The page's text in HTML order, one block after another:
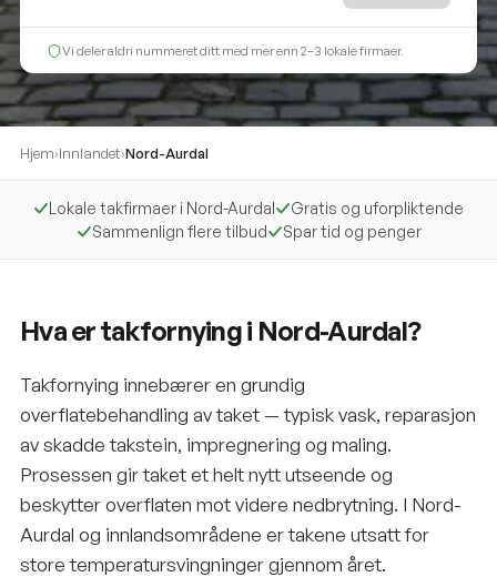
Vi deler aldri nummeret ditt med mer enn 2–3 lokale firmaer.
Hjem›Innlandet›Nord-Aurdal
Lokale takfirmaer i Nord-Aurdal
Gratis og uforpliktende
Sammenlign flere tilbud
Spar tid og penger
Hva er takfornying i Nord-Aurdal?
Takfornying innebærer en grundig
overflatebehandling av taket — typisk vask, reparasjon
av skadde takstein, impregnering og maling.
Prosessen gir taket et helt nytt utseende og
beskytter overflaten mot videre nedbrytning. I Nord-
Aurdal og innlandsområdene er takene utsatt for
store temperatursvingninger gjennom året.